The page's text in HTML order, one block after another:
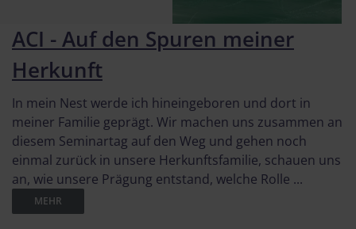
ACI - Auf den Spuren meiner
Herkunft
In mein Nest werde ich hineingeboren und dort in
meiner Familie geprägt. Wir machen uns zusammen an
diesem Seminartag auf den Weg und gehen noch
einmal zurück in unsere Herkunftsfamilie, schauen uns
an, wie unsere Prägung entstand, welche Rolle ...
MEHR